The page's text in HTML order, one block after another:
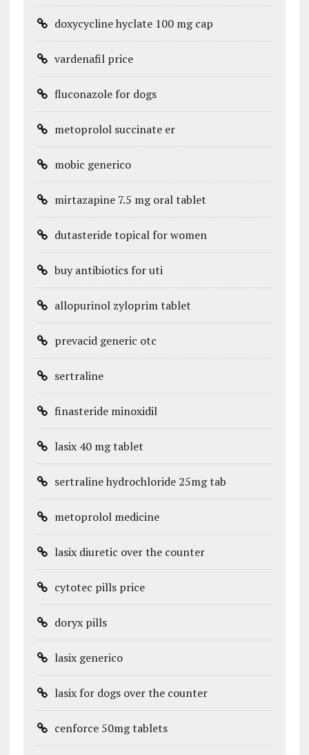
doxycycline hyclate 100 mg cap
vardenafil price
fluconazole for dogs
metoprolol succinate er
mobic generico
mirtazapine 7.5 mg oral tablet
dutasteride topical for women
buy antibiotics for uti
allopurinol zyloprim tablet
prevacid generic otc
sertraline
finasteride minoxidil
lasix 40 mg tablet
sertraline hydrochloride 25mg tab
metoprolol medicine
lasix diuretic over the counter
cytotec pills price
doryx pills
lasix generico
lasix for dogs over the counter
cenforce 50mg tablets